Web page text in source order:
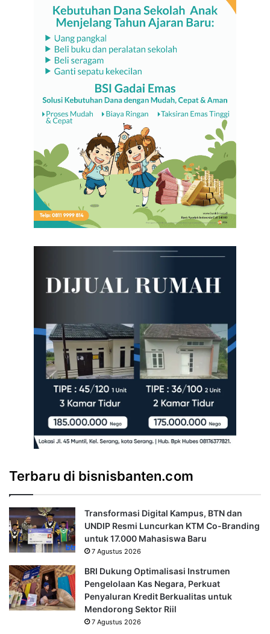
Terbaru di bisnisbanten.com
Transformasi Digital Kampus, BTN dan
UNDIP Resmi Luncurkan KTM Co-Branding
untuk 17.000 Mahasiswa Baru
7 Agustus 2026
BRI Dukung Optimalisasi Instrumen
Pengelolaan Kas Negara, Perkuat
Penyaluran Kredit Berkualitas untuk
Mendorong Sektor Riil
7 Agustus 2026